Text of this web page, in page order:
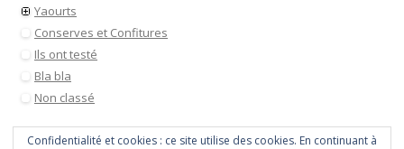
Yaourts
Conserves et Confitures
Ils ont testé
Bla bla
Non classé
Confidentialité et cookies : ce site utilise des cookies. En continuant à